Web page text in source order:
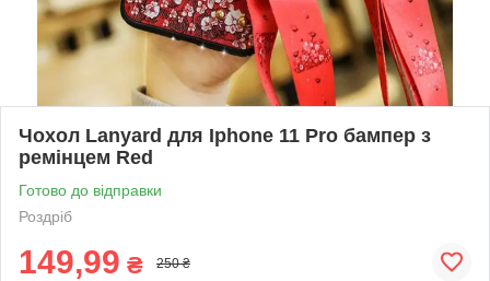
Чохол Lanyard для Iphone 11 Pro бампер з
ремінцем Red
Готово до відправки
Роздріб
149,99 ₴ 250 ₴